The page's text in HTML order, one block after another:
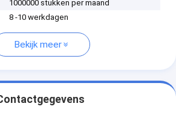
1000000 stukken per maand
8 -10 werkdagen
Bekijk meer